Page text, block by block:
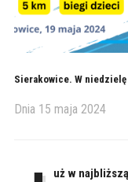
Sierakowice. W niedzielę
Dnia 15 maja 2024
uż w